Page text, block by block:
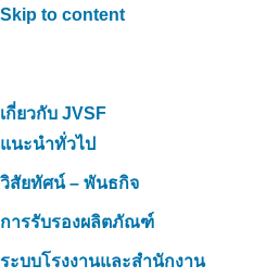
Skip to content
เกี่ยวกับ JVSF
แนะนำทั่วไป
วิสัยทัศน์ – พันธกิจ
การรับรองผลิตภัณฑ์
ระบบโรงงานและสำนักงาน